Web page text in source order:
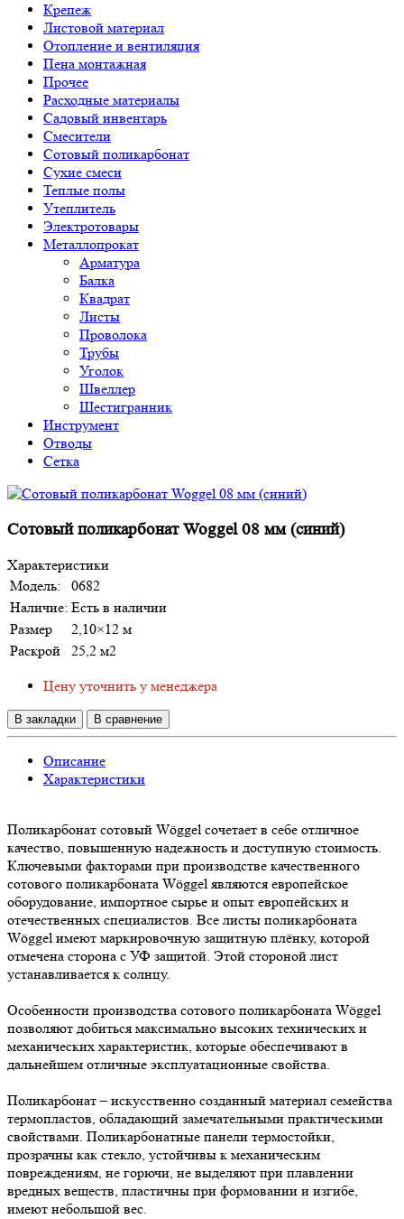
Крепеж
Листовой материал
Отопление и вентиляция
Пена монтажная
Прочее
Расходные материалы
Садовый инвентарь
Смесители
Сотовый поликарбонат
Сухие смеси
Теплые полы
Утеплитель
Электротовары
Металлопрокат
Арматура
Балка
Квадрат
Листы
Проволока
Трубы
Уголок
Швеллер
Шестигранник
Инструмент
Отводы
Сетка
Сотовый поликарбонат Woggel 08 мм (синий)
Характеристики
Модель:
0682
Наличие: Есть в наличии
Размер
2,10×12 м
Раскрой
25,2 м2
Цену уточнить у менеджера
В закладки В сравнение
Описание
Характеристики
Поликарбонат сотовый Wöggel сочетает в себе отличное
качество, повышенную надежность и доступную стоимость.
Ключевыми факторами при производстве качественного
сотового поликарбоната Wöggel являются европейское
оборудование, импортное сырье и опыт европейских и
отечественных специалистов. Все листы поликарбоната
Wöggel имеют маркировочную защитную плёнку, которой
отмечена сторона с УФ защитой. Этой стороной лист
устанавливается к солнцу.
Особенности производства сотового поликарбоната Wöggel
позволяют добиться максимально высоких технических и
механических характеристик, которые обеспечивают в
дальнейшем отличные эксплуатационные свойства.
Поликарбонат – искусственно созданный материал семейства
термопластов, обладающий замечательными практическими
свойствами. Поликарбонатные панели термостойки,
прозрачны как стекло, устойчивы к механическим
повреждениям, не горючи, не выделяют при плавлении
вредных веществ, пластичны при формовании и изгибе,
имеют небольшой вес.